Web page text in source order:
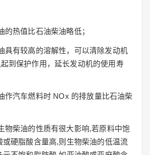
热值比石油柴油略低；
有较高的溶解性，可以清除发动机
到保护作用，延长发动机的使用寿
汽车燃料时 NOx 的排放量比石油柴
柴油的性质有很大影响,若原料中饱
或硬脂酸含量高,则生物柴油的低温流